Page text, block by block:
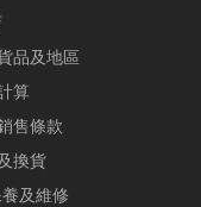
品及地區
算
售條款
換貨
及維修